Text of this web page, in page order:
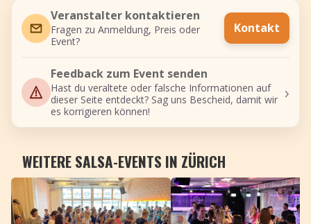
Veranstalter kontaktieren
Fragen zu Anmeldung, Preis oder
Event?
Kontakt
Feedback zum Event senden
Hast du veraltete oder falsche Informationen auf
dieser Seite entdeckt? Sag uns Bescheid, damit wir
es korrigieren können!
›
WEITERE SALSA-EVENTS IN ZÜRICH